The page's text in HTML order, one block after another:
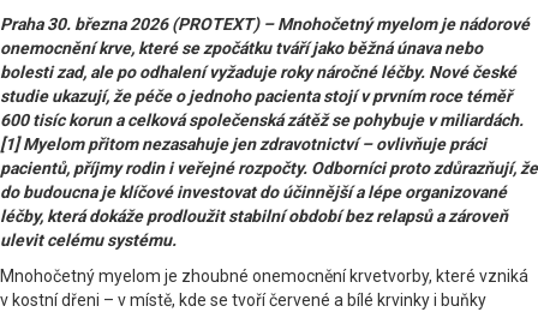
Praha 30. března 2026 (PROTEXT) – Mnohočetný myelom je nádorové
onemocnění krve, které se zpočátku tváří jako běžná únava nebo
bolesti zad, ale po odhalení vyžaduje roky náročné léčby. Nové české
studie ukazují, že péče o jednoho pacienta stojí v prvním roce téměř
600 tisíc korun a celková společenská zátěž se pohybuje v miliardách.
[1] Myelom přitom nezasahuje jen zdravotnictví – ovlivňuje práci
pacientů, příjmy rodin i veřejné rozpočty. Odborníci proto zdůrazňují, že
do budoucna je klíčové investovat do účinnější a lépe organizované
léčby, která dokáže prodloužit stabilní období bez relapsů a zároveň
ulevit celému systému.
Mnohočetný myelom je zhoubné onemocnění krvetvorby, které vzniká
v kostní dřeni – v místě, kde se tvoří červené a bílé krvinky i buňky